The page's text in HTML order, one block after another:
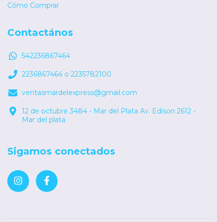
Cómo Comprar
Contactános
542236867464
2236867464 o 2235782100
ventasmardelexpress@gmail.com
12 de octubre 3484 - Mar del Plata Av. Edison 2612 -
Mar del plata
Sigamos conectados